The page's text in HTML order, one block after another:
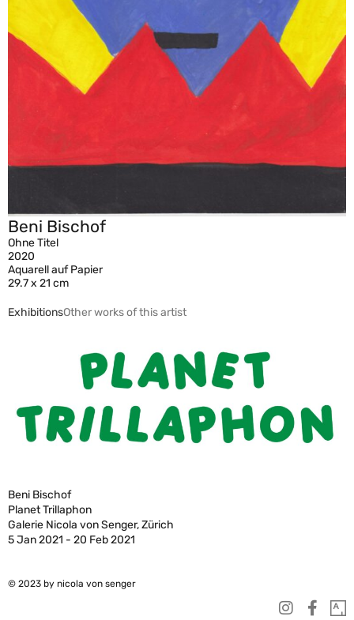
Beni Bischof
Ohne Titel
2020
Aquarell auf Papier
29.7 x 21 cm
ExhibitionsOther works of this artist
Beni Bischof
Planet Trillaphon
Galerie Nicola von Senger, Zürich
5 Jan 2021 - 20 Feb 2021
© 2023 by nicola von senger